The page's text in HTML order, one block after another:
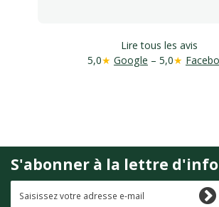
Lire tous les avis
5,0★ Google – 5,0★
S'abonner à la lettre